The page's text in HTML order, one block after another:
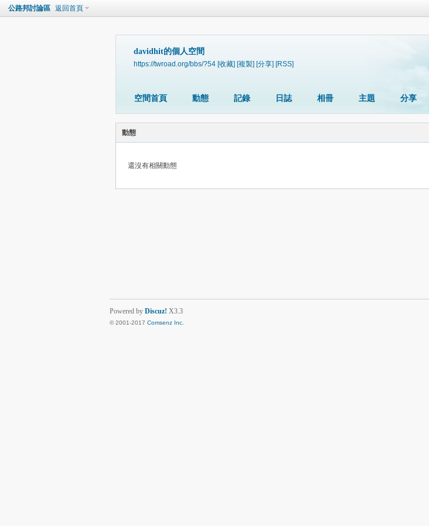
公路邦討論區 返回首頁
davidhit的個人空間
https://twroad.org/bbs/?54 [收藏] [複製] [分享] [RSS]
空間首頁 動態 記錄 日誌 相冊 主題 分享
動態
還沒有相關動態
Powered by Discuz! X3.3
© 2001-2017 Comsenz Inc.